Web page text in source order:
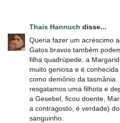
Thais Hannuch disse...
Queria fazer um acréscimo
Gatos bravos também
filha quadrúpede, a
muito geniosa e é
como demônio da
resgatamos uma filhota e
a Gesebel, ficou doente,
a contragosto, é verdade)
sanguinho.